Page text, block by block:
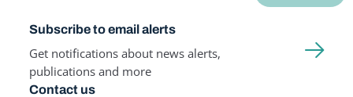
Subscribe to email alerts
Get notifications about news alerts,
publications and more
Contact us